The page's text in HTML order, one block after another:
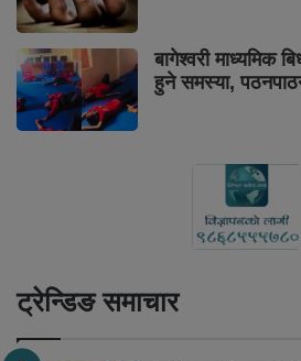
बागेश्वरी माध्यमिक
हुने समस्या,
ट्रेन्डिङ समाचार